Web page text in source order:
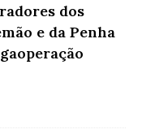
dos
e da Penha